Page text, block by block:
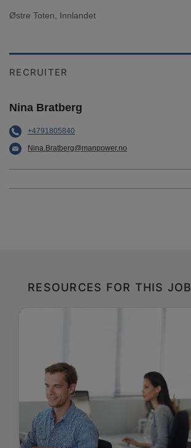
Østre Toten, Innlandet
RECRUITER
Nina Bratberg
+4791805840
Nina.Bratberg@manpower.no
RESOURCES FOR THIS JOB